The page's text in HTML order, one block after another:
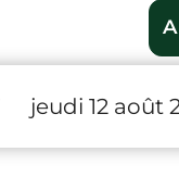
jeudi 12 août